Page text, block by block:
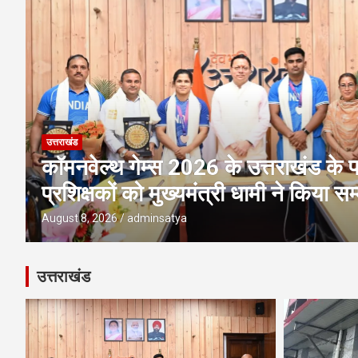
उत्तराखंड
अवैध प्लाटिंग-निर्माण पर एमडीडीए की बड़ी
पर ध्वस्तीकरण; मसूरी मार्ग पर निर्माण
August 8, 2026 adminsatya
उत्तराखंड